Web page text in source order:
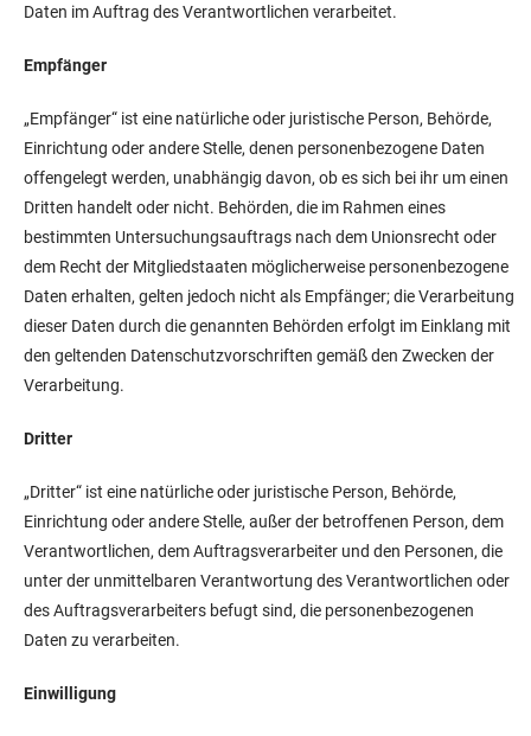
Daten im Auftrag des Verantwortlichen verarbeitet.
Empfänger
„Empfänger“ ist eine natürliche oder juristische Person, Behörde,
Einrichtung oder andere Stelle, denen personenbezogene Daten
offengelegt werden, unabhängig davon, ob es sich bei ihr um einen
Dritten handelt oder nicht. Behörden, die im Rahmen eines
bestimmten Untersuchungsauftrags nach dem Unionsrecht oder
dem Recht der Mitgliedstaaten möglicherweise personenbezogene
Daten erhalten, gelten jedoch nicht als Empfänger; die Verarbeitung
dieser Daten durch die genannten Behörden erfolgt im Einklang mit
den geltenden Datenschutzvorschriften gemäß den Zwecken der
Verarbeitung.
Dritter
„Dritter“ ist eine natürliche oder juristische Person, Behörde,
Einrichtung oder andere Stelle, außer der betroffenen Person, dem
Verantwortlichen, dem Auftragsverarbeiter und den Personen, die
unter der unmittelbaren Verantwortung des Verantwortlichen oder
des Auftragsverarbeiters befugt sind, die personenbezogenen
Daten zu verarbeiten.
Einwilligung